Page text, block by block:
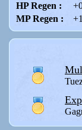
HP Regen :
MP Regen :